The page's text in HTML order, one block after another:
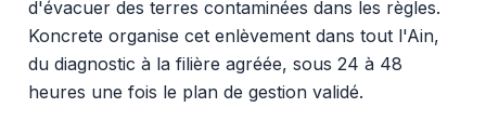
d'évacuer des terres contaminées dans les règles.
Koncrete organise cet enlèvement dans tout l'Ain,
du diagnostic à la filière agréée, sous 24 à 48
heures une fois le plan de gestion validé.